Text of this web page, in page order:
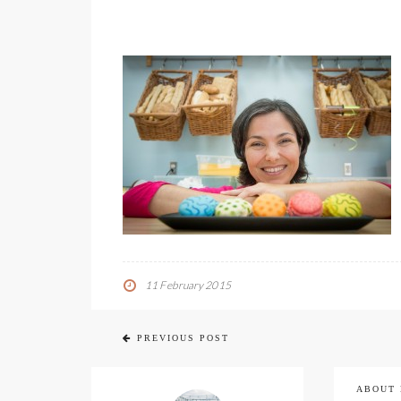
11 February 2015
PREVIOUS POST
ABOUT